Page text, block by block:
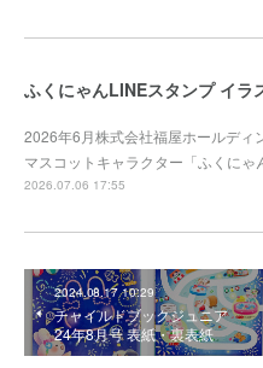
ふくにゃんLINEスタンプ イラ
2026年6月株式会社福屋ホールディ
マスコットキャラクター「ふくにゃ
2026.07.06 17:55
2024.08.17 10:29
チャイルドブックジュニア
24年8月号 表紙・裏表紙